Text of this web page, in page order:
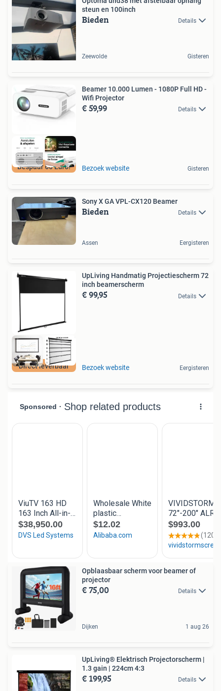
steun en 100inch
Bieden Details
Zeewolde Gisteren
Bespaar 60 Euro!
Beamer 10.000 Lumen - 1080P Full HD -
Wifi Projector
€ 59,99 Details
Bezoek website Gisteren
Sony X GA VPL-CX120 Beamer
Bieden Details
Assen Eergisteren
Direct leverbaar
UpLiving Handmatig Projectiescherm 72
inch beamerscherm
€ 99,95 Details
Bezoek website Eergisteren
Opblaasbaar scherm voor beamer of
projector
€ 75,00 Details
Dijken 1 aug 26
UpLiving® Elektrisch Projectorscherm |
1.3 gain | 224cm 4:3
€ 199,95 Details